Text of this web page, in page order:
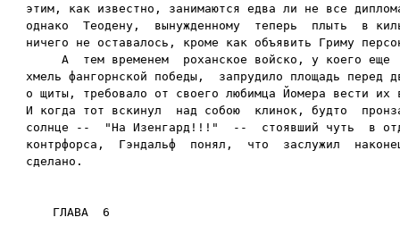
этим, как известно, занимаются едва ли не все
однако  Теодену,  вынужденному  теперь  плыть  в
ничего не оставалось, кроме как объявить Гриму
А  тем временем  роханское войско, у коего еще
хмель фангорнской победы,  запрудило площадь перед
о щиты, требовало от своего любимца Йомера вести
И когда тот вскинул  над собою  клинок, будто
солнце --  "На Изенгард!!!"  --  стоявший чуть  в
контрфорса,  Гэндальф  понял,  что  заслужил